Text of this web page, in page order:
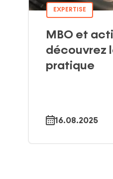
EXPERTISE
MBO et
découvrez
pratique
16.08.2025